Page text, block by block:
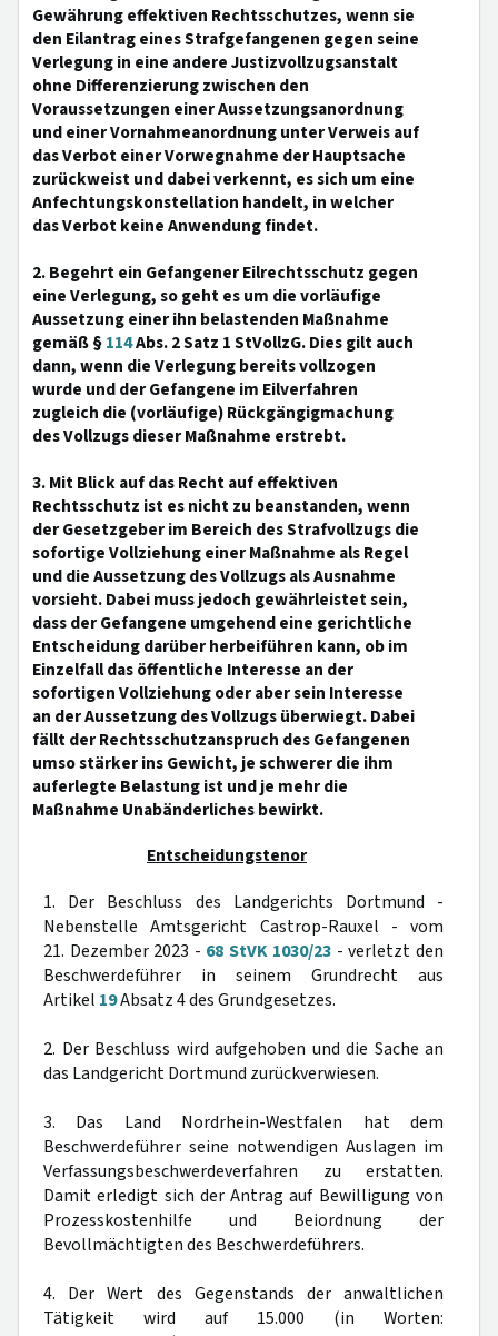
Gewährung effektiven Rechtsschutzes, wenn sie
den Eilantrag eines Strafgefangenen gegen seine
Verlegung in eine andere Justizvollzugsanstalt
ohne Differenzierung zwischen den
Voraussetzungen einer Aussetzungsanordnung
und einer Vornahmeanordnung unter Verweis auf
das Verbot einer Vorwegnahme der Hauptsache
zurückweist und dabei verkennt, es sich um eine
Anfechtungskonstellation handelt, in welcher
das Verbot keine Anwendung findet.
2. Begehrt ein Gefangener Eilrechtsschutz gegen
eine Verlegung, so geht es um die vorläufige
Aussetzung einer ihn belastenden Maßnahme
gemäß §114Abs. 2 Satz 1 StVollzG. Dies gilt auch
dann, wenn die Verlegung bereits vollzogen
wurde und der Gefangene im Eilverfahren
zugleich die (vorläufige) Rückgängigmachung
des Vollzugs dieser Maßnahme erstrebt.
3. Mit Blick auf das Recht auf effektiven
Rechtsschutz ist es nicht zu beanstanden, wenn
der Gesetzgeber im Bereich des Strafvollzugs die
sofortige Vollziehung einer Maßnahme als Regel
und die Aussetzung des Vollzugs als Ausnahme
vorsieht. Dabei muss jedoch gewährleistet sein,
dass der Gefangene umgehend eine gerichtliche
Entscheidung darüber herbeiführen kann, ob im
Einzelfall das öffentliche Interesse an der
sofortigen Vollziehung oder aber sein Interesse
an der Aussetzung des Vollzugs überwiegt. Dabei
fällt der Rechtsschutzanspruch des Gefangenen
umso stärker ins Gewicht, je schwerer die ihm
auferlegte Belastung ist und je mehr die
Maßnahme Unabänderliches bewirkt.
Entscheidungstenor
1. Der Beschluss des Landgerichts Dortmund -
Nebenstelle Amtsgericht Castrop-Rauxel - vom
21. Dezember 2023 - 68 StVK 1030/23 - verletzt den
Beschwerdeführer in seinem Grundrecht aus
Artikel 19Absatz 4 des Grundgesetzes.
2. Der Beschluss wird aufgehoben und die Sache an
das Landgericht Dortmund zurückverwiesen.
3. Das Land Nordrhein-Westfalen hat dem
Beschwerdeführer seine notwendigen Auslagen im
Verfassungsbeschwerdeverfahren zu erstatten.
Damit erledigt sich der Antrag auf Bewilligung von
Prozesskostenhilfe und Beiordnung der
Bevollmächtigten des Beschwerdeführers.
4. Der Wert des Gegenstands der anwaltlichen
Tätigkeit wird auf 15.000 (in Worten: